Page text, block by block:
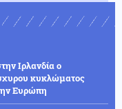
Ιρλανδία ο
κυκλώματος
Ευρώπη